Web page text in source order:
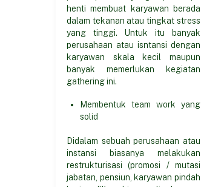
henti membuat karyawan berada
dalam tekanan atau tingkat stress
yang tinggi. Untuk itu banyak
perusahaan atau isntansi dengan
karyawan skala kecil maupun
banyak memerlukan kegiatan
gathering ini.
Membentuk team work yang
solid
Didalam sebuah perusahaan atau
instansi biasanya melakukan
restrukturisasi (promosi / mutasi
jabatan, pensiun, karyawan pindah